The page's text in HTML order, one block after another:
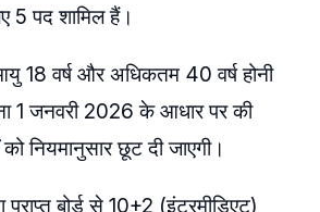
5 पद शामिल हैं।
18 वर्ष और अधिकतम 40 वर्ष होनी
1 जनवरी 2026 के आधार पर की
को नियमानुसार छूट दी जाएगी।
प्राप्त बोर्ड से 10+2 (इंटरमीडिएट)